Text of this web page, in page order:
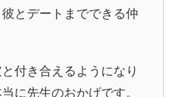
とデートまでできる仲
付き合えるようになり
に先生のおかげです。